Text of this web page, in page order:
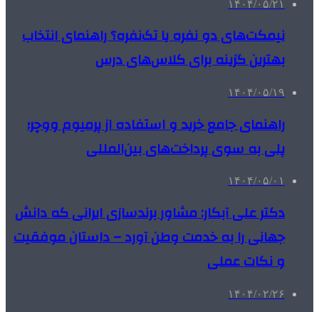
۱۴۰۴/۰۵/۲۱
نیمکت‌های دو نفره یا تک‌نفره؟ راهنمای انتخاب
بهترین گزینه برای کلاس‌های درس
۱۴۰۴/۰۵/۱۹
راهنمای جامع خرید و استفاده از پرمیوم ووچر؛
پلی به سوی پرداخت‌های بین‌المللی
۱۴۰۴/۰۵/۰۱
دکتر علی آبکار: مشاور برندسازی ایرانی که دانش
جهانی را به خدمت وطن آورد – داستان موفقیت
و نکات عملی
۱۴۰۴/۰۲/۲۶